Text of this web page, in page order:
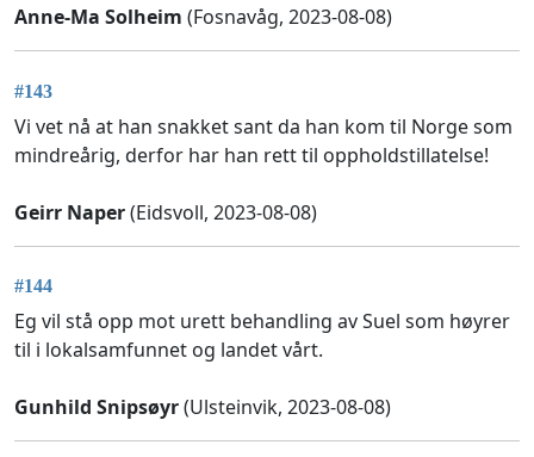
Anne-Ma Solheim (Fosnavåg, 2023-08-08)
#143
Vi vet nå at han snakket sant da han kom til Norge som
mindreårig, derfor har han rett til oppholdstillatelse!
Geirr Naper(Eidsvoll, 2023-08-08)
#144
Eg vil stå opp mot urett behandling av Suel som høyrer
til i lokalsamfunnet og landet vårt.
Gunhild Snipsøyr(Ulsteinvik, 2023-08-08)